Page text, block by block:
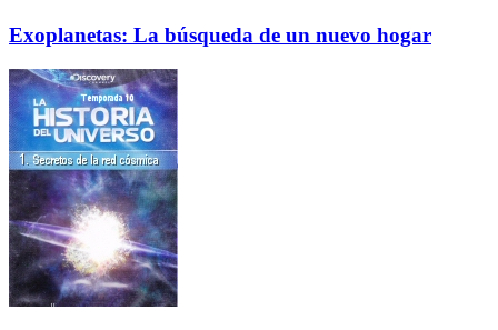
Exoplanetas: La búsqueda de un nuevo hogar